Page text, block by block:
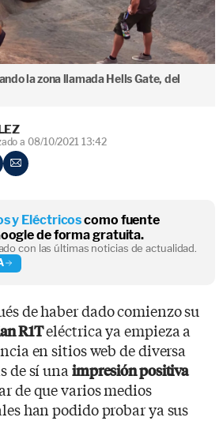
la zona llamada Hells Gate, del
a 08/10/2021 13:42
y Eléctricoscomo fuente
de forma gratuita.
con las últimas noticias de actualidad.
de haber dado comienzo su
R1Teléctrica ya empieza a
en sitios web de diversa
de sí una impresión positiva
de que varios medios
han podido probar ya sus